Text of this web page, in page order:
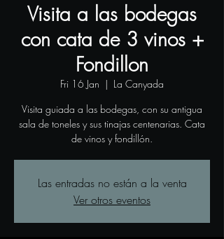
Visita a las bodegas
con cata de 3 vinos +
Fondillon
Fri 16 Jan
  |
La Canyada
Visita guiada a las bodegas, con su antigua
sala de toneles y sus tinajas centenarias. Cata
de vinos y fondillón.
Las entradas no están a la venta
Ver otros eventos